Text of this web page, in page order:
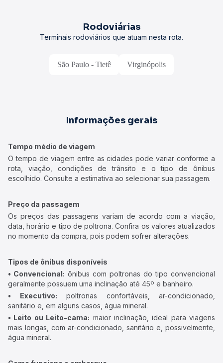
Rodoviárias
Terminais rodoviários que atuam nesta rota.
São Paulo - Tietê Virginópolis
Informações gerais
Tempo médio de viagem
O tempo de viagem entre as cidades pode variar conforme a
rota, viação, condições de trânsito e o tipo de ônibus
escolhido. Consulte a estimativa ao selecionar sua passagem.
Preço da passagem
Os preços das passagens variam de acordo com a viação,
data, horário e tipo de poltrona. Confira os valores atualizados
no momento da compra, pois podem sofrer alterações.
Tipos de ônibus disponíveis
• Convencional: ônibus com poltronas do tipo convencional
geralmente possuem uma inclinação até 45º e banheiro.
• Executivo: poltronas confortáveis, ar-condicionado,
sanitário e, em alguns casos, água mineral.
• Leito ou Leito-cama: maior inclinação, ideal para viagens
mais longas, com ar-condicionado, sanitário e, possivelmente,
água mineral.